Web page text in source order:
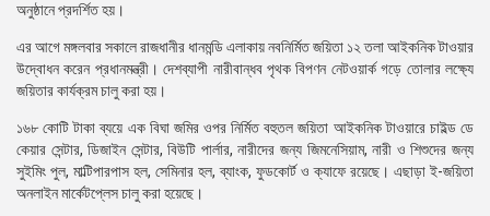
অনুষ্ঠানে প্রদর্শিত হয়।
এর আগে মঙ্গলবার সকালে রাজধানীর ধানমন্ডি এলাকায় নবনির্মিত জয়িতা ১২ তলা আইকনিক টাওয়ার
উদ্বোধন করেন প্রধানমন্ত্রী। দেশব্যাপী নারীবান্ধব পৃথক বিপণন নেটওয়ার্ক গড়ে তোলার লক্ষ্যে
জয়িতার কার্যক্রম চালু করা হয়।
১৬৮ কোটি টাকা ব্যয়ে এক বিঘা জমির ওপর নির্মিত বহুতল জয়িতা আইকনিক টাওয়ারে চাইল্ড ডে
কেয়ার সেন্টার, ডিজাইন সেন্টার, বিউটি পার্লার, নারীদের জন্য জিমনেসিয়াম, নারী ও শিশুদের জন্য
সুইমিং পুল, মাল্টিপারপাস হল, সেমিনার হল, ব্যাংক, ফুডকোর্ট ও ক্যাফে রয়েছে। এছাড়া ই-জয়িতা
অনলাইন মার্কেটপ্লেস চালু করা হয়েছে।